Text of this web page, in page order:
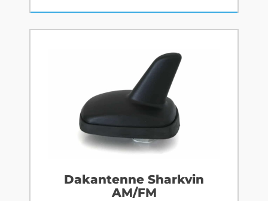
Dakantenne Sharkvin
AM/FM